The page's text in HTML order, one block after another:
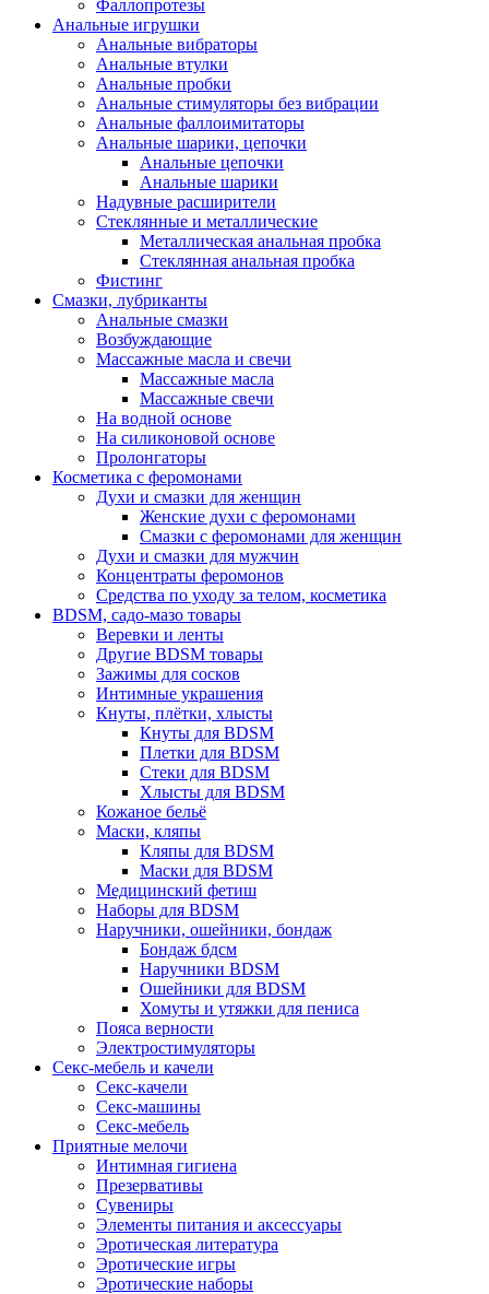
Фаллопротезы
Анальные игрушки
Анальные вибраторы
Анальные втулки
Анальные пробки
Анальные стимуляторы без вибрации
Анальные фаллоимитаторы
Анальные шарики, цепочки
Анальные цепочки
Анальные шарики
Надувные расширители
Стеклянные и металлические
Металлическая анальная пробка
Стеклянная анальная пробка
Фистинг
Смазки, лубриканты
Анальные смазки
Возбуждающие
Массажные масла и свечи
Массажные масла
Массажные свечи
На водной основе
На силиконовой основе
Пролонгаторы
Косметика с феромонами
Духи и смазки для женщин
Женские духи с феромонами
Смазки с феромонами для женщин
Духи и смазки для мужчин
Концентраты феромонов
Средства по уходу за телом, косметика
BDSM, садо-мазо товары
Веревки и ленты
Другие BDSM товары
Зажимы для сосков
Интимные украшения
Кнуты, плётки, хлысты
Кнуты для BDSM
Плетки для BDSM
Стеки для BDSM
Хлысты для BDSM
Кожаное бельё
Маски, кляпы
Кляпы для BDSM
Маски для BDSM
Медицинский фетиш
Наборы для BDSM
Наручники, ошейники, бондаж
Бондаж бдсм
Наручники BDSM
Ошейники для BDSM
Хомуты и утяжки для пениса
Пояса верности
Электростимуляторы
Секс-мебель и качели
Секс-качели
Секс-машины
Секс-мебель
Приятные мелочи
Интимная гигиена
Презервативы
Сувениры
Элементы питания и аксессуары
Эротическая литература
Эротические игры
Эротические наборы